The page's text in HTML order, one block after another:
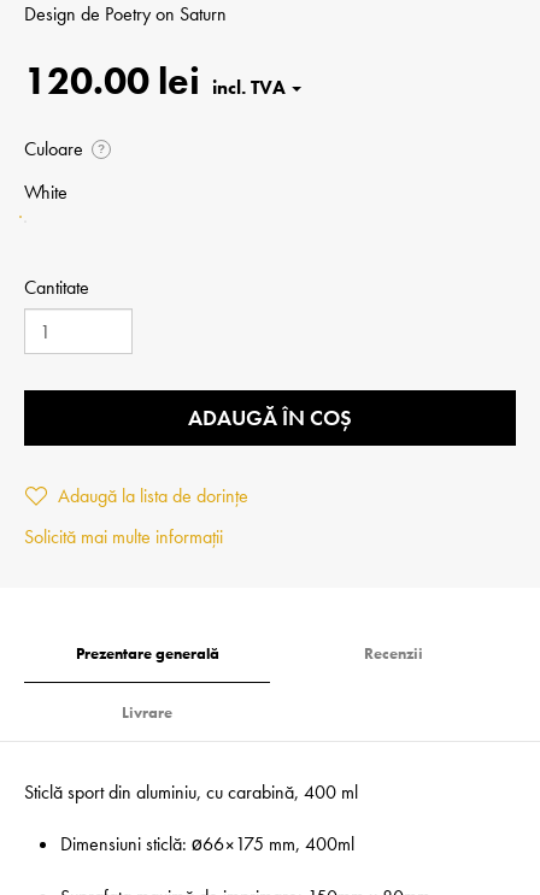
Design de Poetry on Saturn
120.00 lei
Culoare ?
White
Cantitate
ADAUGĂ ÎN COȘ
Adaugă la lista de dorințe
Solicită mai multe informații
Prezentare generală Recenzii
Livrare
Sticlă sport din aluminiu, cu carabină, 400 ml
Dimensiuni sticlă: ø66×175 mm, 400ml